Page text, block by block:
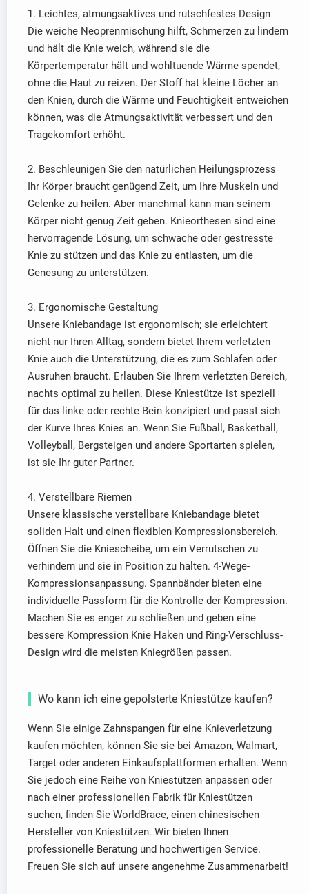
1. Leichtes, atmungsaktives und rutschfestes Design
Die weiche Neoprenmischung hilft, Schmerzen zu lindern
und hält die Knie weich, während sie die
Körpertemperatur hält und wohltuende Wärme spendet,
ohne die Haut zu reizen. Der Stoff hat kleine Löcher an
den Knien, durch die Wärme und Feuchtigkeit entweichen
können, was die Atmungsaktivität verbessert und den
Tragekomfort erhöht.
2. Beschleunigen Sie den natürlichen Heilungsprozess
Ihr Körper braucht genügend Zeit, um Ihre Muskeln und
Gelenke zu heilen. Aber manchmal kann man seinem
Körper nicht genug Zeit geben. Knieorthesen sind eine
hervorragende Lösung, um schwache oder gestresste
Knie zu stützen und das Knie zu entlasten, um die
Genesung zu unterstützen.
3. Ergonomische Gestaltung
Unsere Kniebandage ist ergonomisch; sie erleichtert
nicht nur Ihren Alltag, sondern bietet Ihrem verletzten
Knie auch die Unterstützung, die es zum Schlafen oder
Ausruhen braucht. Erlauben Sie Ihrem verletzten Bereich,
nachts optimal zu heilen. Diese Kniestütze ist speziell
für das linke oder rechte Bein konzipiert und passt sich
der Kurve Ihres Knies an. Wenn Sie Fußball, Basketball,
Volleyball, Bergsteigen und andere Sportarten spielen,
ist sie Ihr guter Partner.
4. Verstellbare Riemen
Unsere klassische verstellbare Kniebandage bietet
soliden Halt und einen flexiblen Kompressionsbereich.
Öffnen Sie die Kniescheibe, um ein Verrutschen zu
verhindern und sie in Position zu halten. 4-Wege-
Kompressionsanpassung. Spannbänder bieten eine
individuelle Passform für die Kontrolle der Kompression.
Machen Sie es enger zu schließen und geben eine
bessere Kompression Knie Haken und Ring-Verschluss-
Design wird die meisten Kniegrößen passen.
Wo kann ich eine gepolsterte Kniestütze kaufen?
Wenn Sie einige Zahnspangen für eine Knieverletzung
kaufen möchten, können Sie sie bei Amazon, Walmart,
Target oder anderen Einkaufsplattformen erhalten. Wenn
Sie jedoch eine Reihe von Kniestützen anpassen oder
nach einer professionellen Fabrik für Kniestützen
suchen, finden Sie WorldBrace, einen chinesischen
Hersteller von Kniestützen. Wir bieten Ihnen
professionelle Beratung und hochwertigen Service.
Freuen Sie sich auf unsere angenehme Zusammenarbeit!